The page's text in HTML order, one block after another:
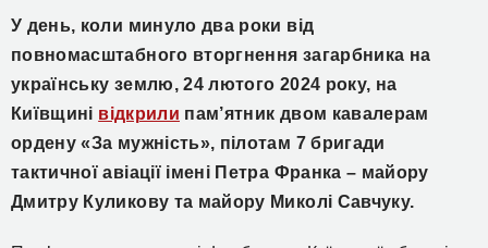
У день, коли минуло два роки від
повномасштабного вторгнення загарбника на
українську землю, 24 лютого 2024 року, на
Київщині відкрили пам’ятник двом кавалерам
ордену «За мужність», пілотам 7 бригади
тактичної авіації імені Петра Франка – майору
Дмитру Куликову та майору Миколі Савчуку.